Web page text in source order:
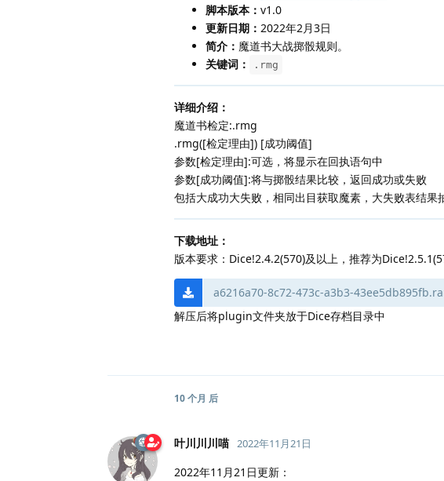
脚本版本： v1.0
更新日期： 2022年2月3日
简介： 魔道书大战掷骰规则。
关键词：
.rmg
详细介绍：
魔道书检定:.rmg
.rmg([检定理由]) [成功阈值]
参数[检定理由]:可选，将显示在回执语句中
参数[成功阈值]:将与掷骰结果比较，返回成功或失败
包括大成功大失败，相同出目获取魔素，大失败表结果
下载地址：
版本要求：Dice!2.4.2(570)及以上，推荐为
a6216a70-8c72-473c-a3b3-
解压后将plugin文件夹放于Dice存档目录中
10 个月 后
叶川川川喵 2022年11月21日
2022年11月21日更新：